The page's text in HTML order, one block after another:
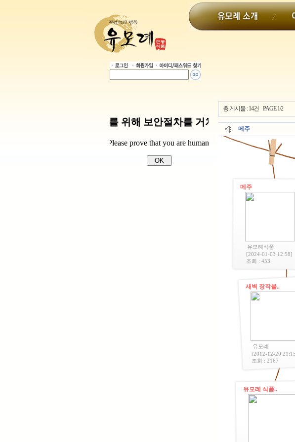
총 게시물 : 14건 PAGE 1/2
메주
메주
유모례식품
[2024-01-03 12:58]
조회 : 453
새벽 장작불..
유모례
[2012-12-20 21:15
조회 : 2167
유모례 식품..